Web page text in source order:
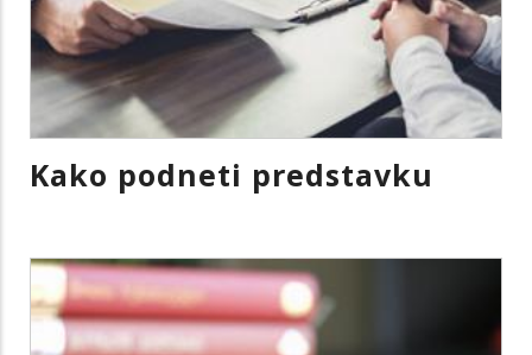
Kako podneti predstavku